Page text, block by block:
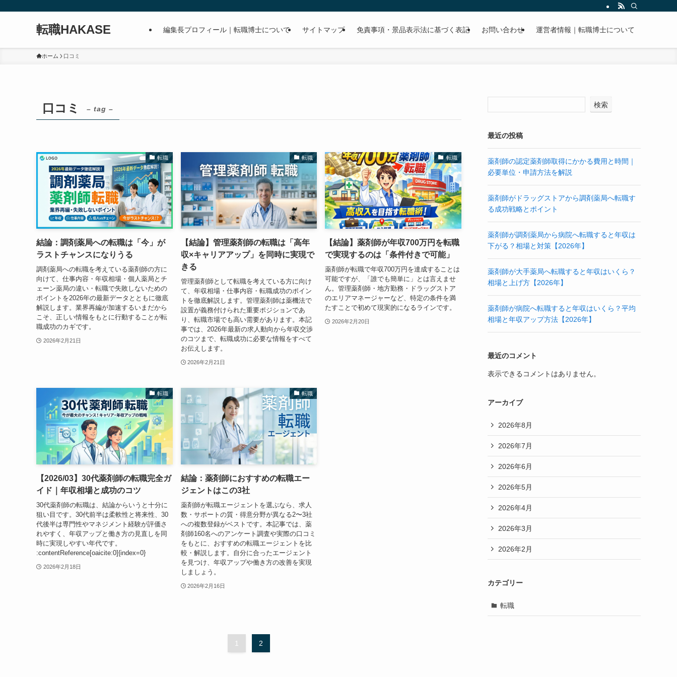
転職HAKASE 編集長プロフィール｜転職博士について サイトマップ 免責事項・景品表示法に基づく表記 お問い合わせ 運営者情報｜転職博士について
ホーム 口コミ
口コミ – tag –
転職
結論：調剤薬局への転職は「今」が
ラストチャンスになりうる
調剤薬局への転職を考えている薬剤師の方に
向けて、仕事内容・年収相場・個人薬局とチ
ェーン薬局の違い・転職で失敗しないための
ポイントを2026年の最新データとともに徹底
解説します。業界再編が加速するいまだから
こそ、正しい情報をもとに行動することが転
職成功のカギです。
2026年2月21日
転職
【結論】管理薬剤師の転職は「高年
収×キャリアアップ」を同時に実現で
きる
管理薬剤師として転職を考えている方に向け
て、年収相場・仕事内容・転職成功のポイン
トを徹底解説します。管理薬剤師は薬機法で
設置が義務付けられた重要ポジションであ
り、転職市場でも高い需要があります。本記
事では、2026年最新の求人動向から年収交渉
のコツまで、転職成功に必要な情報をすべて
お伝えします。
2026年2月21日
転職
【結論】薬剤師が年収700万円を転職
で実現するのは「条件付きで可能」
薬剤師が転職で年収700万円を達成することは
可能ですが、「誰でも簡単に」とは言えませ
ん。管理薬剤師・地方勤務・ドラッグストア
のエリアマネージャーなど、特定の条件を満
たすことで初めて現実的になるラインです。
2026年2月20日
転職
【2026/03】30代薬剤師の転職完全ガ
イド｜年収相場と成功のコツ
30代薬剤師の転職は、結論からいうと十分に
狙い目です。30代前半は柔軟性と将来性、30
代後半は専門性やマネジメント経験が評価さ
れやすく、年収アップと働き方の見直しを同
時に実現しやすい年代です。
:contentReference[oaicite:0]{index=0}
2026年2月18日
転職
結論：薬剤師におすすめの転職エー
ジェントはこの3社
薬剤師が転職エージェントを選ぶなら、求人
数・サポートの質・得意分野が異なる2〜3社
への複数登録がベストです。本記事では、薬
剤師160名へのアンケート調査や実際の口コミ
をもとに、おすすめの転職エージェントを比
較・解説します。自分に合ったエージェント
を見つけ、年収アップや働き方の改善を実現
しましょう。
2026年2月16日
1 2
検索
最近の投稿
薬剤師の認定薬剤師取得にかかる費用と時間｜
必要単位・申請方法を解説
薬剤師がドラッグストアから調剤薬局へ転職す
る成功戦略とポイント
薬剤師が調剤薬局から病院へ転職すると年収は
下がる？相場と対策【2026年】
薬剤師が大手薬局へ転職すると年収はいくら？
相場と上げ方【2026年】
薬剤師が病院へ転職すると年収はいくら？平均
相場と年収アップ方法【2026年】
最近のコメント
表示できるコメントはありません。
アーカイブ
2026年8月
2026年7月
2026年6月
2026年5月
2026年4月
2026年3月
2026年2月
カテゴリー
転職